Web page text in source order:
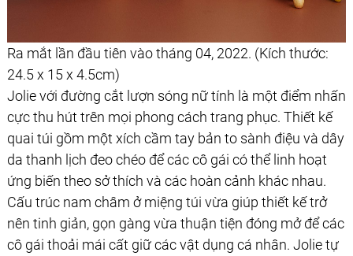
Ra mắt lần đầu tiên vào tháng 04, 2022. (Kích thước:
24.5 x 15 x 4.5cm)
Jolie với đường cắt lượn sóng nữ tính là một điểm nhấn
cực thu hút trên mọi phong cách trang phục. Thiết kế
quai túi gồm một xích cầm tay bản to sành điệu và dây
da thanh lịch đeo chéo để các cô gái có thể linh hoạt
ứng biến theo sở thích và các hoàn cảnh khác nhau.
Cấu trúc nam châm ở miệng túi vừa giúp thiết kế trở
nên tinh giản, gọn gàng vừa thuận tiện đóng mở để các
cô gái thoải mái cất giữ các vật dụng cá nhân. Jolie tự